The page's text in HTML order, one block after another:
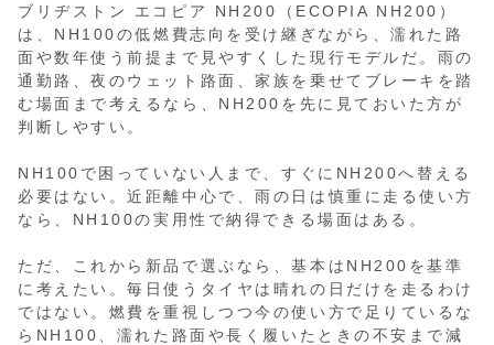
ブリヂストン エコピア NH200（ECOPIA NH200）
は、NH100の低燃費志向を受け継ぎながら、濡れた路
面や数年使う前提まで見やすくした現行モデルだ。雨の
通勤路、夜のウェット路面、家族を乗せてブレーキを踏
む場面まで考えるなら、NH200を先に見ておいた方が
判断しやすい。
NH100で困っていない人まで、すぐにNH200へ替える
必要はない。近距離中心で、雨の日は慎重に走る使い方
なら、NH100の実用性で納得できる場面はある。
ただ、これから新品で選ぶなら、基本はNH200を基準
に考えたい。毎日使うタイヤは晴れの日だけを走るわけ
ではない。燃費を重視しつつ今の使い方で足りているな
らNH100、濡れた路面や長く履いたときの不安まで減